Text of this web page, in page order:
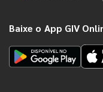
Baixe o App GIV